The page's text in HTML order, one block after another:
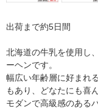
出荷まで約5日間
北海道の牛乳を使用し
ーヘンです。
幅広い年齢層に好まれ
もあり、どなたにも喜
モダンで高級感のある